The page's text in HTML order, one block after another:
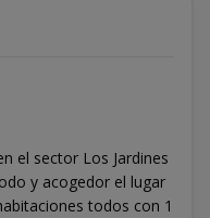
el sector Los Jardines
y acogedor el lugar
todos con 1